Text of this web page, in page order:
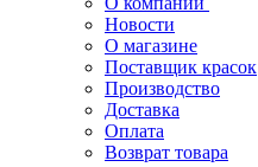
Новости
О магазине
Поставщик красок
Производство
Доставка
Оплата
Возврат товара